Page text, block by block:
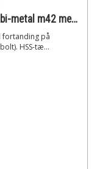
Diesella Hulsav ø185 mm (7 1/4) hss bi-metal m42 med 8% cobolt"
fortanding på
HSS-tæ...